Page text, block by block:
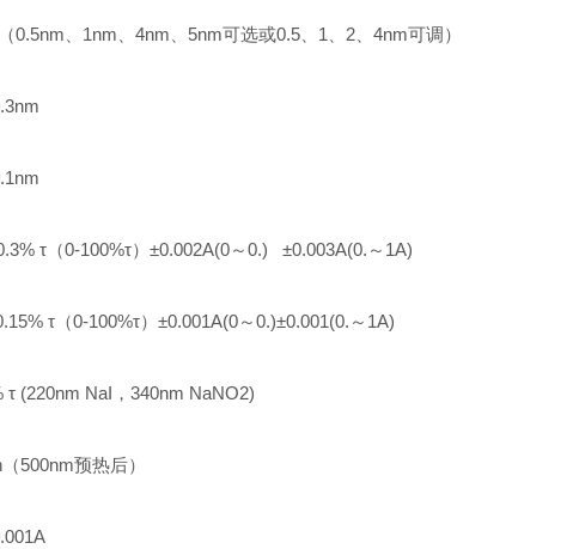
、1nm、4nm、5nm可选或0.5、1、2、4nm可调）
τ（0-100%τ）±0.002A(0～0.) ±0.003A(0.～1A)
τ（0-100%τ）±0.001A(0～0.)±0.001(0.～1A)
NaI，340nm NaNO2)
预热后）